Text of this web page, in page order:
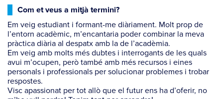
Com et veus a mitjà termini?
Em veig estudiant i formant-me diàriament. Molt prop de
l’entorn acadèmic, m’encantaria poder combinar la meva
pràctica diària al despatx amb la de l’acadèmia.
Em veig amb molts més dubtes i interrogants de les quals
avui m’ocupen, però també amb més recursos i eines
personals i professionals per solucionar problemes i trobar
respostes.
Visc apassionat per tot allò que el futur ens ha d’oferir, no